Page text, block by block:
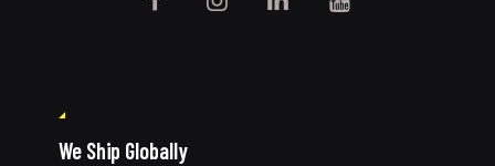
We Ship Globally